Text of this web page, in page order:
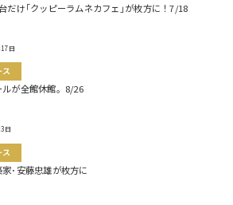
だけ｢クッピーラムネカフェ｣が枚方に！7/18
日
ス
ルが全館休館。8/26
日
ス
･安藤忠雄が枚方に